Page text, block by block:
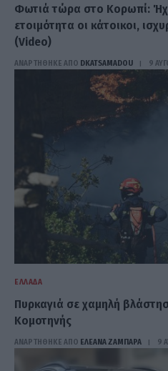
Φωτιά τώρα στο Κορωπί:
ετοιμότητα οι κάτοικοι,
(Video)
ΑΝΑΡΤΗΘΗΚΕ ΑΠΟ DKATSAMADOU 9
ΕΛΛΆΔΑ
Πυρκαγιά σε χαμηλή
Κομοτηνής
ΑΝΑΡΤΗΘΗΚΕ ΑΠΟ ΕΛΕΑΝΑ ΖΑΜΠΑΡΑ 9